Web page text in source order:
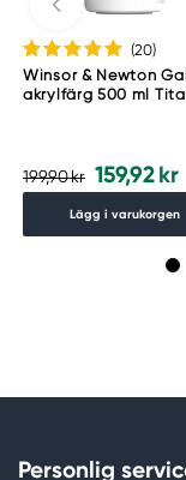
(20)
Winsor & Newton
akrylfärg 500 ml
199,90 kr 159,92 kr
Lägg i varukorgen
Personlig